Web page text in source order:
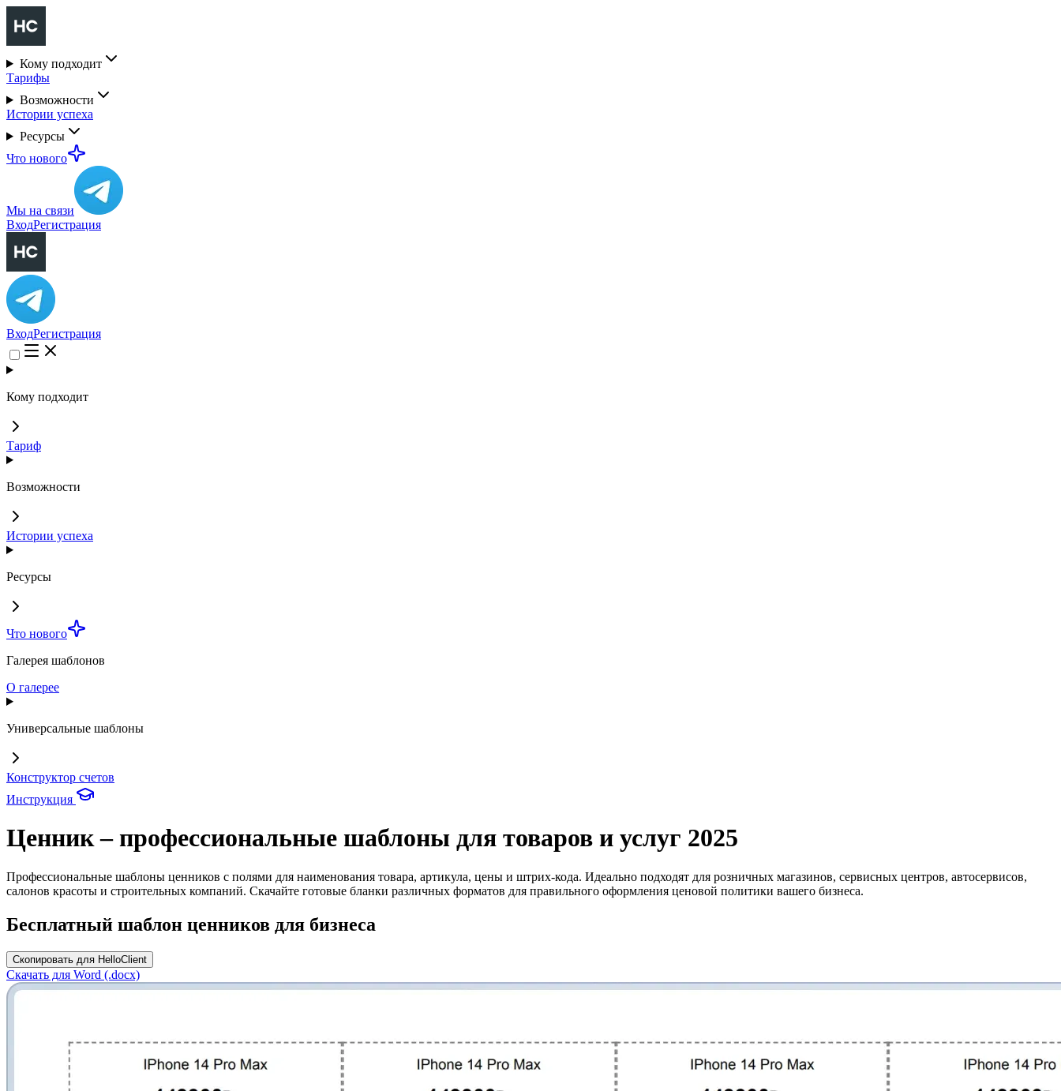
Кому подходит
Тарифы
Возможности
Истории успеха
Ресурсы
Что нового
Мы на связи
ВходРегистрация
ВходРегистрация
Кому подходит
Тариф
Возможности
Истории успеха
Ресурсы
Что нового
Галерея шаблонов
О галерее
Универсальные шаблоны
Конструктор счетов
Инструкция
Ценник – профессиональные шаблоны для товаров и услуг 2025
Профессиональные шаблоны ценников с полями для наименования товара, артикула, цены и штрих-кода. Идеально подходят для розничных магазинов, сервисных центров, автосервисов,
салонов красоты и строительных компаний. Скачайте готовые бланки различных форматов для правильного оформления ценовой политики вашего бизнеса.
Бесплатный шаблон ценников для бизнеса
Скопировать для HelloClient
Скачать для Word (.docx)